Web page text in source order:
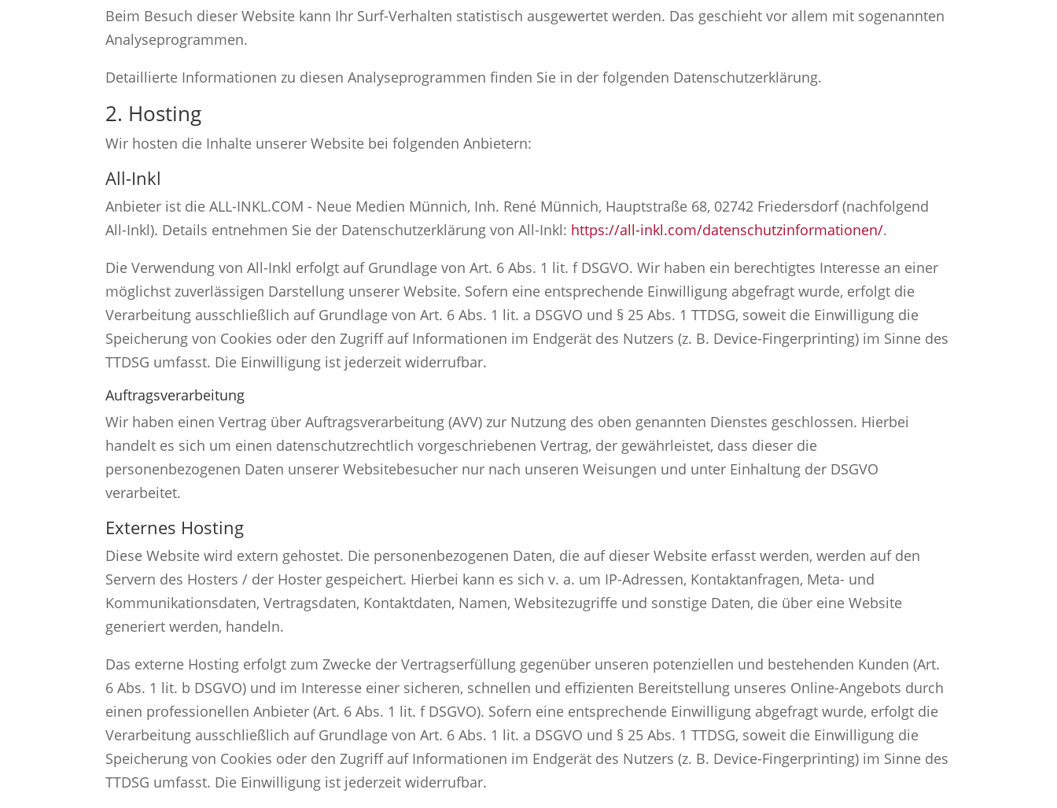
Beim Besuch dieser Website kann Ihr Surf-Verhalten statistisch ausgewertet werden. Das geschieht vor allem mit sogenannten
Analyseprogrammen.
Detaillierte Informationen zu diesen Analyseprogrammen finden Sie in der folgenden Datenschutzerklärung.
2. Hosting
Wir hosten die Inhalte unserer Website bei folgenden Anbietern:
All-Inkl
Anbieter ist die ALL-INKL.COM - Neue Medien Münnich, Inh. René Münnich, Hauptstraße 68, 02742 Friedersdorf (nachfolgend
All-Inkl). Details entnehmen Sie der Datenschutzerklärung von All-Inkl: https://all-inkl.com/datenschutzinformationen/.
Die Verwendung von All-Inkl erfolgt auf Grundlage von Art. 6 Abs. 1 lit. f DSGVO. Wir haben ein berechtigtes Interesse an einer
möglichst zuverlässigen Darstellung unserer Website. Sofern eine entsprechende Einwilligung abgefragt wurde, erfolgt die
Verarbeitung ausschließlich auf Grundlage von Art. 6 Abs. 1 lit. a DSGVO und § 25 Abs. 1 TTDSG, soweit die Einwilligung die
Speicherung von Cookies oder den Zugriff auf Informationen im Endgerät des Nutzers (z. B. Device-Fingerprinting) im Sinne des
TTDSG umfasst. Die Einwilligung ist jederzeit widerrufbar.
Auftragsverarbeitung
Wir haben einen Vertrag über Auftragsverarbeitung (AVV) zur Nutzung des oben genannten Dienstes geschlossen. Hierbei
handelt es sich um einen datenschutzrechtlich vorgeschriebenen Vertrag, der gewährleistet, dass dieser die
personenbezogenen Daten unserer Websitebesucher nur nach unseren Weisungen und unter Einhaltung der DSGVO
verarbeitet.
Externes Hosting
Diese Website wird extern gehostet. Die personenbezogenen Daten, die auf dieser Website erfasst werden, werden auf den
Servern des Hosters / der Hoster gespeichert. Hierbei kann es sich v. a. um IP-Adressen, Kontaktanfragen, Meta- und
Kommunikationsdaten, Vertragsdaten, Kontaktdaten, Namen, Websitezugriffe und sonstige Daten, die über eine Website
generiert werden, handeln.
Das externe Hosting erfolgt zum Zwecke der Vertragserfüllung gegenüber unseren potenziellen und bestehenden Kunden (Art.
6 Abs. 1 lit. b DSGVO) und im Interesse einer sicheren, schnellen und effizienten Bereitstellung unseres Online-Angebots durch
einen professionellen Anbieter (Art. 6 Abs. 1 lit. f DSGVO). Sofern eine entsprechende Einwilligung abgefragt wurde, erfolgt die
Verarbeitung ausschließlich auf Grundlage von Art. 6 Abs. 1 lit. a DSGVO und § 25 Abs. 1 TTDSG, soweit die Einwilligung die
Speicherung von Cookies oder den Zugriff auf Informationen im Endgerät des Nutzers (z. B. Device-Fingerprinting) im Sinne des
TTDSG umfasst. Die Einwilligung ist jederzeit widerrufbar.